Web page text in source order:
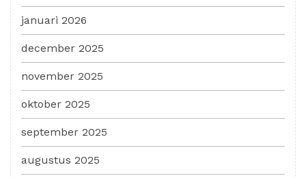
januari 2026
december 2025
november 2025
oktober 2025
september 2025
augustus 2025